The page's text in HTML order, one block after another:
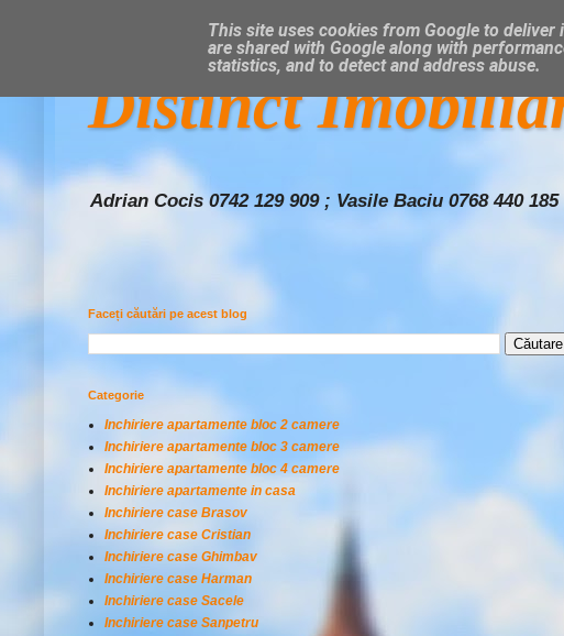
Distinct
Adrian Cocis 0742 129 909 ; Vasile Baciu 0768 440 185
Faceți căutări pe acest blog
Categorie
Inchiriere apartamente bloc 2 camere
Inchiriere apartamente bloc 3 camere
Inchiriere apartamente bloc 4 camere
Inchiriere apartamente in casa
Inchiriere case Brasov
Inchiriere case Cristian
Inchiriere case Ghimbav
Inchiriere case Harman
Inchiriere case Sacele
Inchiriere case Sanpetru
This site uses cookies from Google to
are shared with Google along with
statistics, and to detect and address abuse.